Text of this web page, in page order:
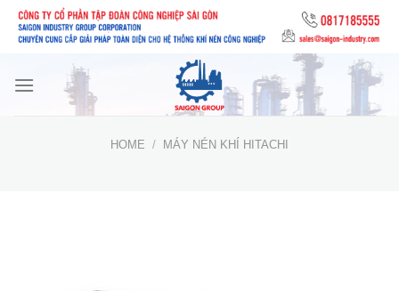
Skip
HOME / MÁY NÉN KHÍ HITACHI